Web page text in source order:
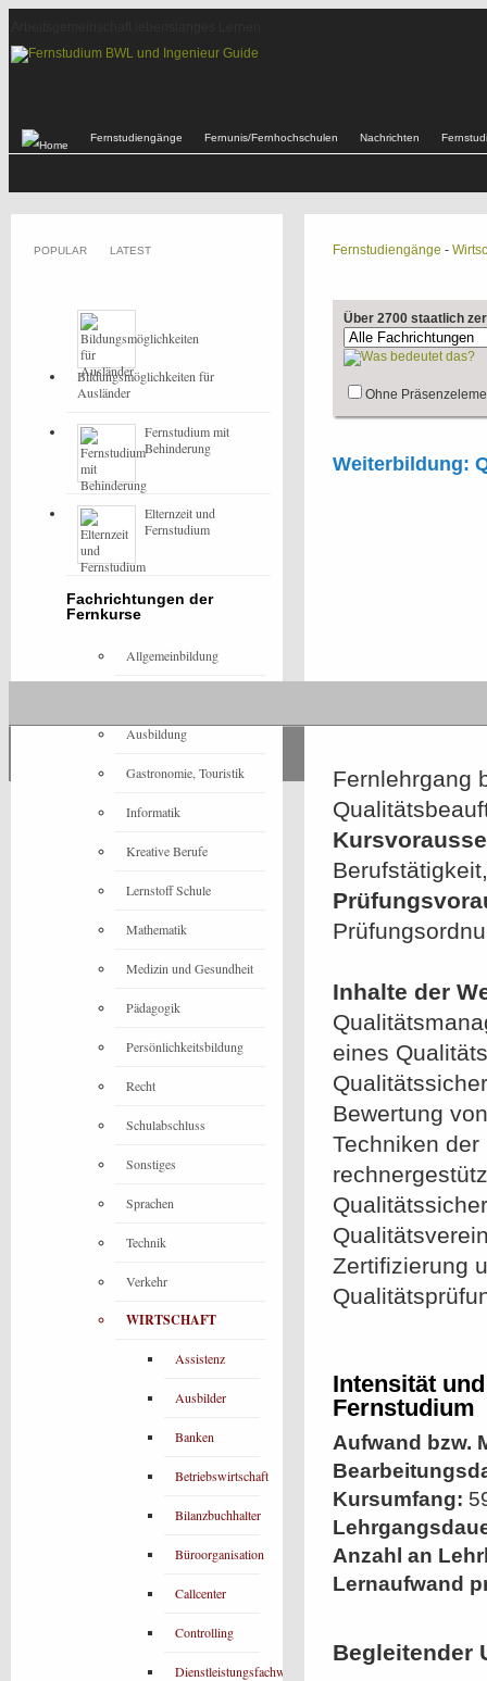
Fernstudiengänge Fernunis/Fernhochschulen Nachrichten
Fernstudiengänge -
Über 2700 staatlich
Ohne
Weiterbildung:
Fernlehrgang
Inhalte der
eines
Bewertung
Techniken
Zertifizierung
Intensität
Fernstudium
Aufwand bzw.
Kursumfang:
Anzahl an
Lernaufwand
Begleitender
POPULAR LATEST
Bildungsmöglichkeiten für
Ausländer
Fernstudium mit
Behinderung
Elternzeit und
Fernstudium
Fachrichtungen der
Fernkurse
Allgemeinbildung
Ausbildung
Gastronomie, Touristik
Informatik
Kreative Berufe
Lernstoff Schule
Mathematik
Medizin und Gesundheit
Pädagogik
Persönlichkeitsbildung
Recht
Schulabschluss
Sonstiges
Sprachen
Technik
Verkehr
WIRTSCHAFT
Assistenz
Ausbilder
Banken
Betriebswirtschaft
Bilanzbuchhalter
Büroorganisation
Callcenter
Controlling
Dienstleistungsfachwirt